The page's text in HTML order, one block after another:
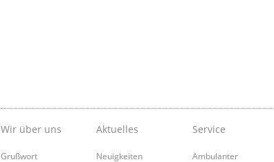
Wir über uns
Grußwort
Aktuelles
Neuigkeiten
Service
Ambulanter